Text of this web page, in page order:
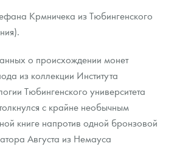
обитатели глубин"
из драгметаллов
Cookies
Крмничека из Тюбингенского
о происхождении монет
из коллекции Института
Тюбингенского университета
с крайне необычным
книге напротив одной бронзовой
Августа из Немауса